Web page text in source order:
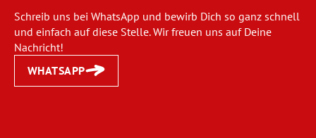
Schreib uns bei WhatsApp und bewirb Dich so ganz schnell
und einfach auf diese Stelle. Wir freuen uns auf Deine
Nachricht!
WHATSAPP